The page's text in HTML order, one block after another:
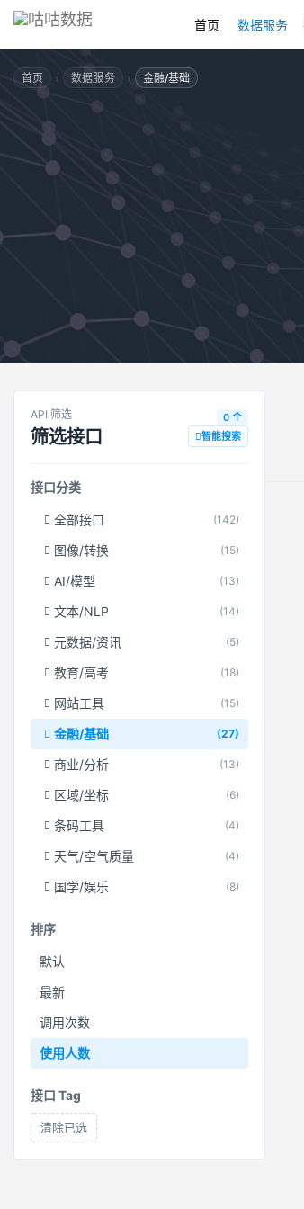
首页 数据服务
首页 › 数据服务 › 金融/基础
API 筛选
筛选接口
0 个
智能搜索
接口分类
全部接口 (142)
图像/转换 (15)
AI/模型 (13)
文本/NLP (14)
元数据/资讯 (5)
教育/高考 (18)
网站工具 (15)
金融/基础 (27)
商业/分析 (13)
区域/坐标 (6)
条码工具 (4)
天气/空气质量 (4)
国学/娱乐 (8)
排序
默认
最新
调用次数
使用人数
接口 Tag
清除已选